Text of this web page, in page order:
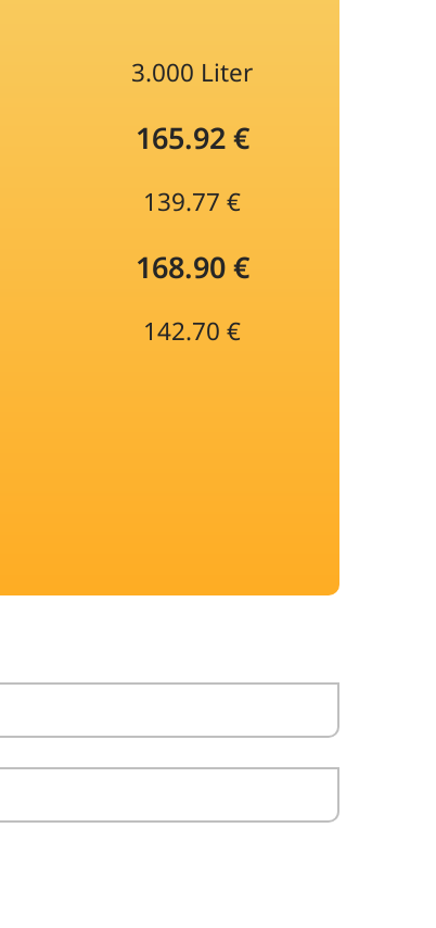
3.000 Liter
165.92 €
139.77 €
168.90 €
142.70 €